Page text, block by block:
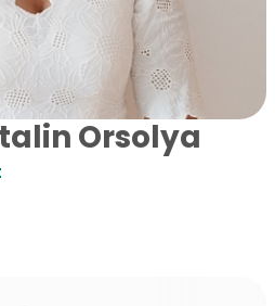
Orsolya